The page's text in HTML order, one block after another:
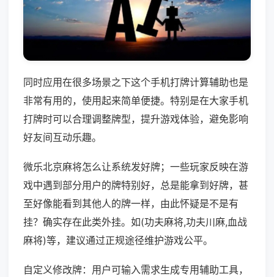
同时应用在很多场景之下这个手机打牌计算辅助也是
非常有用的，使用起来简单便捷。特别是在大家手机
打牌时可以合理调整牌型，提升游戏体验，避免影响
好友间互动乐趣。
微乐北京麻将怎么让系统发好牌；一些玩家反映在游
戏中遇到部分用户的牌特别好，总是能拿到好牌，甚
至好像能看到其他人的牌一样，由此怀疑是不是有
挂？确实存在此类外挂。如(功夫麻将,功夫川麻,血战
麻将)等，建议通过正规途径维护游戏公平。
自定义修改牌：用户可输入需求生成专用辅助工具，